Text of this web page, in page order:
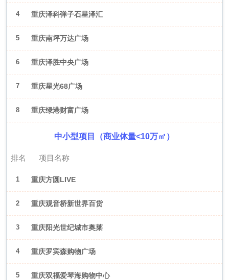
4 重庆泽科弹子石星泽汇
5 重庆南坪万达广场
6 重庆泽胜中央广场
7 重庆星光68广场
8 重庆绿港财富广场
中小型项目（商业体量<10万㎡）
排名 项目名称
1 重庆方圆LIVE
2 重庆观音桥新世界百货
3 重庆阳光世纪城市奥莱
4 重庆罗宾森购物广场
5 重庆双福爱琴海购物中心